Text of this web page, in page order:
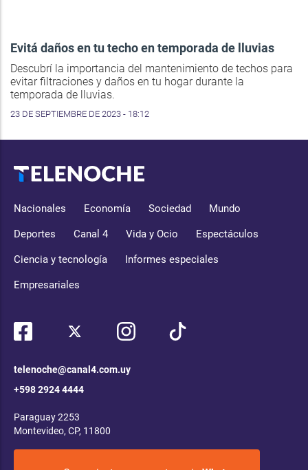
Evitá daños en tu techo en temporada de lluvias
Descubrí la importancia del mantenimiento de techos para
evitar filtraciones y daños en tu hogar durante la
temporada de lluvias.
23 DE SEPTIEMBRE DE 2023 - 18:12
Nacionales Economía Sociedad Mundo
Deportes Canal 4 Vida y Ocio Espectáculos
Ciencia y tecnología Informes especiales
Empresariales
telenoche@canal4.com.uy
+598 2924 4444
Paraguay 2253
Montevideo, CP, 11800